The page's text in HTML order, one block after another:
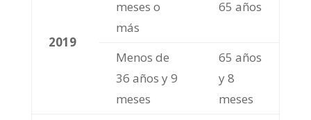
2019
meses o
más
65 años
Menos de
36 años y 9
meses
65 años
y 8
meses